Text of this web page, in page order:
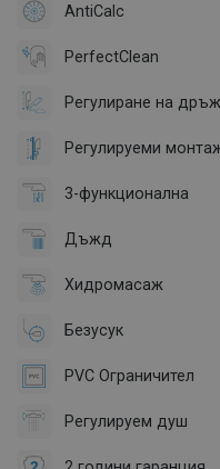
AntiCalc
PerfectClean
Регулиране на
Регулируеми
3-функционална
Дъжд
Хидромасаж
Безусук
PVC Ограничител
Регулируем душ